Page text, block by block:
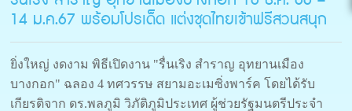
14 ม.ค.67 พร้อมโปรเด็ด แต่งชุดไทยเข้าฟรีสวนสนุก
ยิ่งใหญ่ งดงาม พิธีเปิดงาน "รื่นเริง สำราญ อุทยานเมือง
บางกอก" ฉลอง 4 ทศวรรษ สยามอะเมซิ่งพาร์ค โดยได้รับ
เกียรติจาก ดร.พลภูมิ วิภัติภูมิประเทศ ผู้ช่วยรัฐมนตรีประจำ